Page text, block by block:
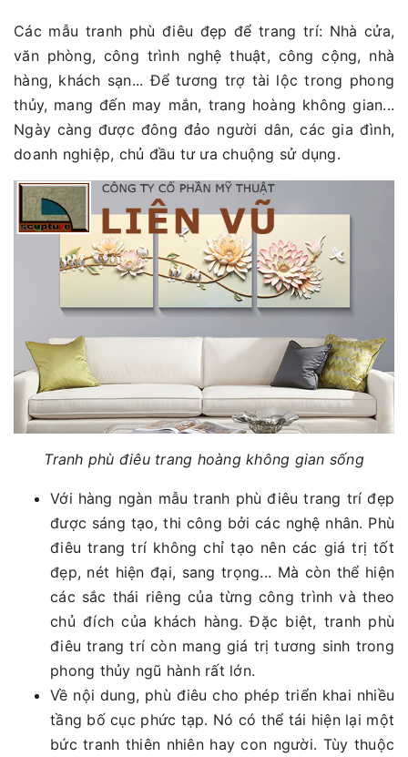
Các mẫu tranh phù điêu đẹp để trang trí: Nhà cửa,
văn phòng, công trình nghệ thuật, công cộng, nhà
hàng, khách sạn... Để tương trợ tài lộc trong phong
thủy, mang đến may mắn, trang hoàng không gian...
Ngày càng được đông đảo người dân, các gia đình,
doanh nghiệp, chủ đầu tư ưa chuộng sử dụng.
Tranh phù điêu trang hoàng không gian sống
Với hàng ngàn mẫu tranh phù điêu trang trí đẹp
được sáng tạo, thi công bởi các nghệ nhân. Phù
điêu trang trí không chỉ tạo nên các giá trị tốt
đẹp, nét hiện đại, sang trọng... Mà còn thể hiện
các sắc thái riêng của từng công trình và theo
chủ đích của khách hàng. Đặc biệt, tranh phù
điêu trang trí còn mang giá trị tương sinh trong
phong thủy ngũ hành rất lớn.
Về nội dung, phù điêu cho phép triển khai nhiều
tầng bố cục phức tạp. Nó có thể tái hiện lại một
bức tranh thiên nhiên hay con người. Tùy thuộc